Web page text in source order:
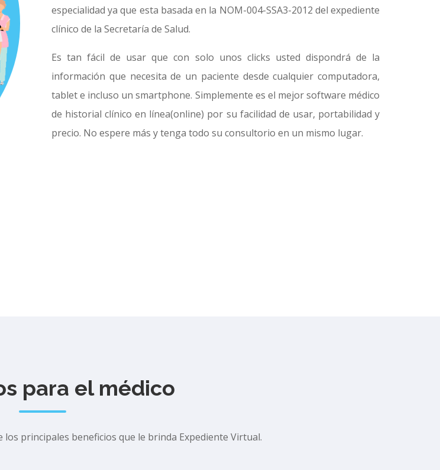
especialidad ya que esta basada en la NOM-004-SSA3-2012 del expediente
clínico de la Secretaría de Salud.
Es tan fácil de usar que con solo unos clicks usted dispondrá de la
información que necesita de un paciente desde cualquier computadora,
tablet e incluso un smartphone. Simplemente es el mejor software médico
de historial clínico en línea(online) por su facilidad de usar, portabilidad y
precio. No espere más y tenga todo su consultorio en un mismo lugar.
para el médico
principales beneficios que le brinda Expediente Virtual.